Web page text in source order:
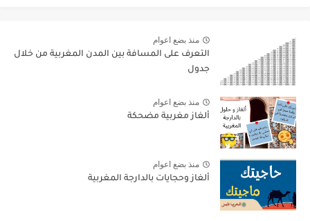
منذ بضع اعوام
التعرف على المسافة بين المدن المغربية من خلال
جدول
منذ بضع اعوام
ألغاز مغربية مضحكة
منذ بضع اعوام
ألغاز وحجايات بالدارجة المغربية